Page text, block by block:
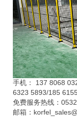
手机： 137 8068
6323 5893/185
免费服务热线：
邮箱：